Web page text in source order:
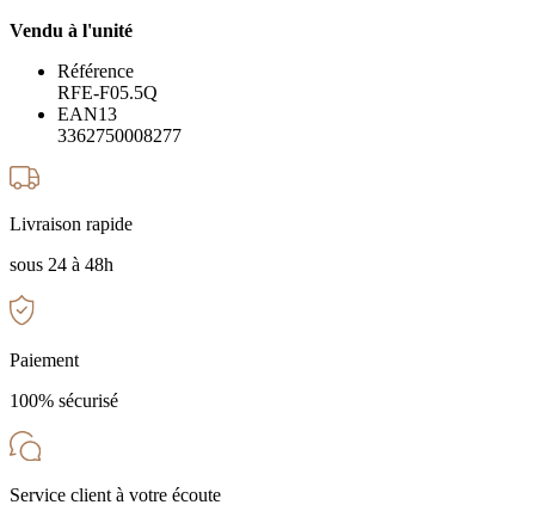
Vendu à l'unité
Référence
RFE-F05.5Q
EAN13
3362750008277
Livraison rapide
sous 24 à 48h
Paiement
100% sécurisé
Service client à votre écoute